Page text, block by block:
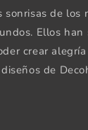
sonrisas de los
Ellos han
crear
de